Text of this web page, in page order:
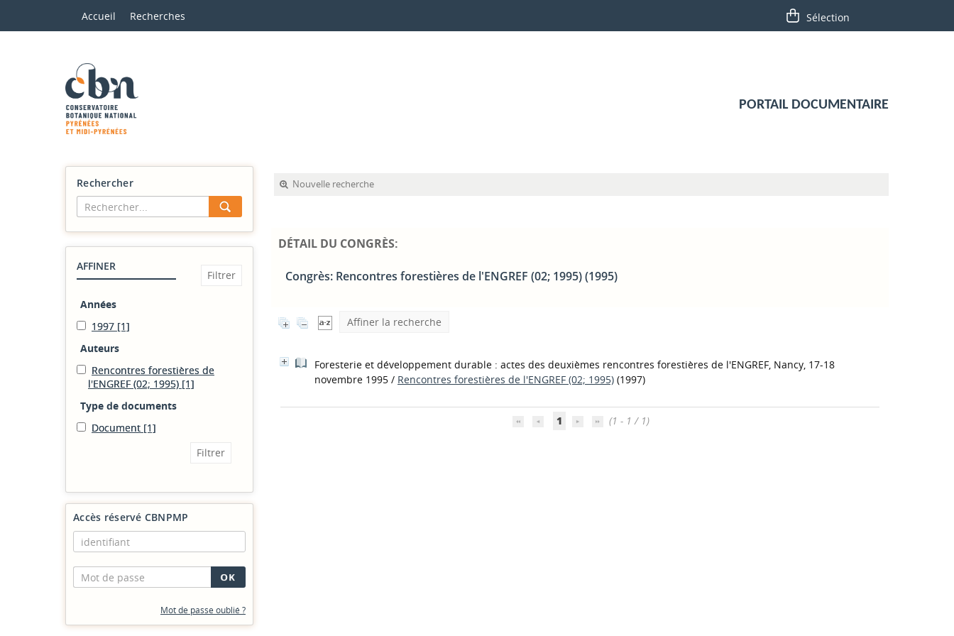
Accueil Recherches
PORTAIL DOCUMENTAIRE
Rechercher
AFFINER
Années
1997 [1]
Auteurs
Rencontres forestières de
l'ENGREF (02; 1995) [1]
Type de documents
Document [1]
Accès réservé CBNPMP
Mot de passe oublié ?
Nouvelle recherche
DÉTAIL DU CONGRÈS:
Congrès: Rencontres forestières de l'ENGREF (02; 1995) (1995)
Affiner la recherche
Foresterie et développement durable : actes des deuxièmes rencontres forestières de l'ENGREF, Nancy, 17-18
novembre 1995 / Rencontres forestières de l'ENGREF (02; 1995) (1997)
1 (1 - 1 / 1)